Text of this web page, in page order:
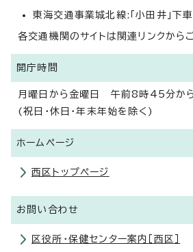
東海交通事業城北線:「小田井」
各交通機関のサイトは関連リンクから
開庁時間
月曜日から金曜日 午前8時45分か
(祝日・休日・年末年始を除く)
ホームページ
西区トップページ
お問い合わせ
区役所・保健センター案内［西区］